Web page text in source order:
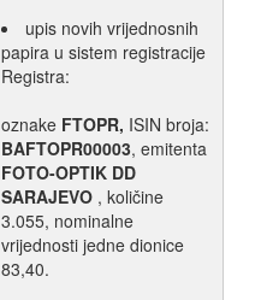
upis novih vrijednosnih
papira u sistem registracije
Registra:
oznake FTOPR, ISIN broja:
BAFTOPR00003, emitenta
FOTO-OPTIK DD
SARAJEVO , količine
3.055, nominalne
vrijednosti jedne dionice
83,40.